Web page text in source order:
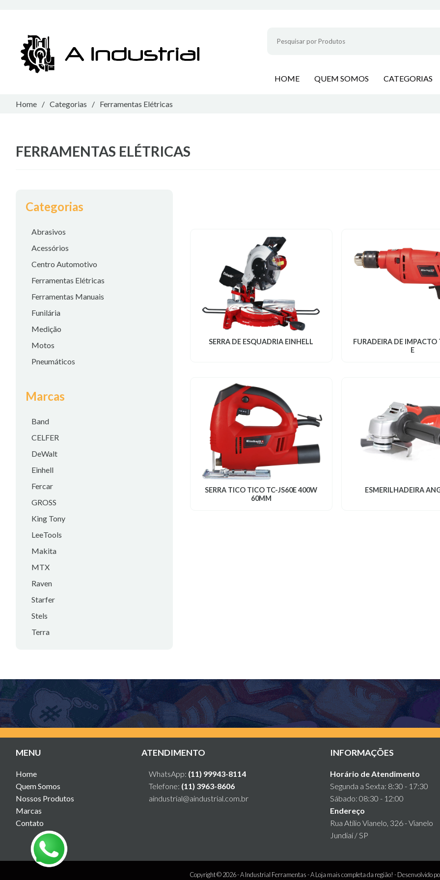
HOME QUEM SOMOS CATEGORIAS
Home / Categorias / Ferramentas Elétricas
FERRAMENTAS ELÉTRICAS
Categorias
Abrasivos
Acessórios
Centro Automotivo
Ferramentas Elétricas
Ferramentas Manuais
Funilária
Medição
Motos
Pneumáticos
Marcas
Band
CELFER
DeWalt
Einhell
Fercar
GROSS
King Tony
LeeTools
Makita
MTX
Raven
Starfer
Stels
Terra
SERRA DE ESQUADRIA EINHELL
FURADEIRA DE
E
SERRA TICO TICO TC-JS60E 400W
60MM
ESMERILHADEIRA
MENU
Home
Quem Somos
Nossos Produtos
Marcas
Contato
ATENDIMENTO
WhatsApp: (11) 99943-8114
Telefone: (11) 3963-8606
aindustrial@aindustrial.com.br
INFORMAÇÕES
Horário de Atendimento
Segunda a Sexta: 8:30 - 17:30
Sábado: 08:30 - 12:00
Endereço
Rua Atílio Vianelo, 326 - Vianelo
Jundiaí / SP
Copyright © 2026 -A Industrial Ferramentas - A Loja mais completa da região! - Desenvolvido